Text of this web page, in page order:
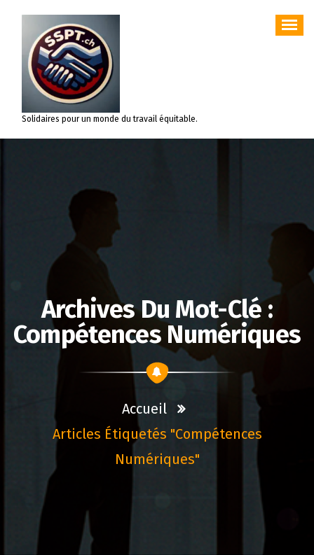
contenu
Solidaires pour un monde du travail équitable.
Archives Du Mot-Clé :
Compétences Numériques
Accueil
Articles Étiquetés "compétences
Numériques"